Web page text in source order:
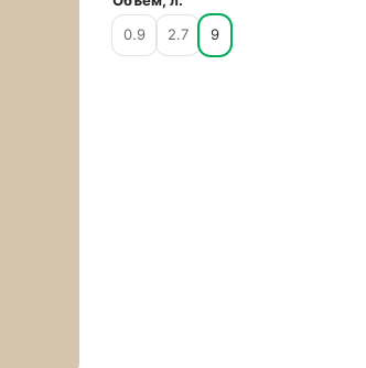
0.9
2.7 9